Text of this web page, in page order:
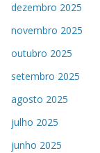
dezembro 2025
novembro 2025
outubro 2025
setembro 2025
agosto 2025
julho 2025
junho 2025